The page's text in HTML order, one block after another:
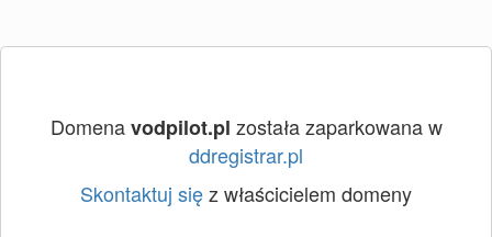
Domenavodpilot.pl została zaparkowana w
ddregistrar.pl
Skontaktuj sięz właścicielem domeny